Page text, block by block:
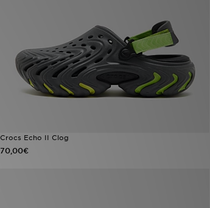
Crocs Echo II Clog
70,00€